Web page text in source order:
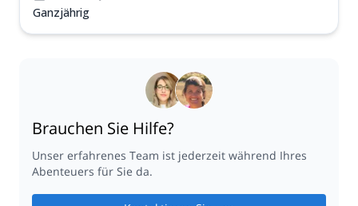
Ganzjährig
Brauchen Sie Hilfe?
Unser erfahrenes Team ist jederzeit während Ihres
Abenteuers für Sie da.